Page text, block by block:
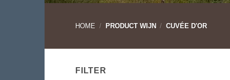
HOME / PRODUCT WIJN / CUVÉE D'OR
FILTER